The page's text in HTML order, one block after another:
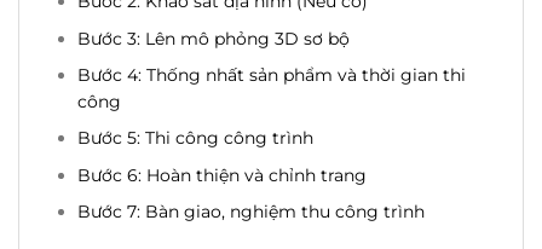
Bước 3: Lên mô phỏng 3D sơ bộ
Bước 4: Thống nhất sản phẩm và thời gian thi
công
Bước 5: Thi công công trình
Bước 6: Hoàn thiện và chỉnh trang
Bước 7: Bàn giao, nghiệm thu công trình